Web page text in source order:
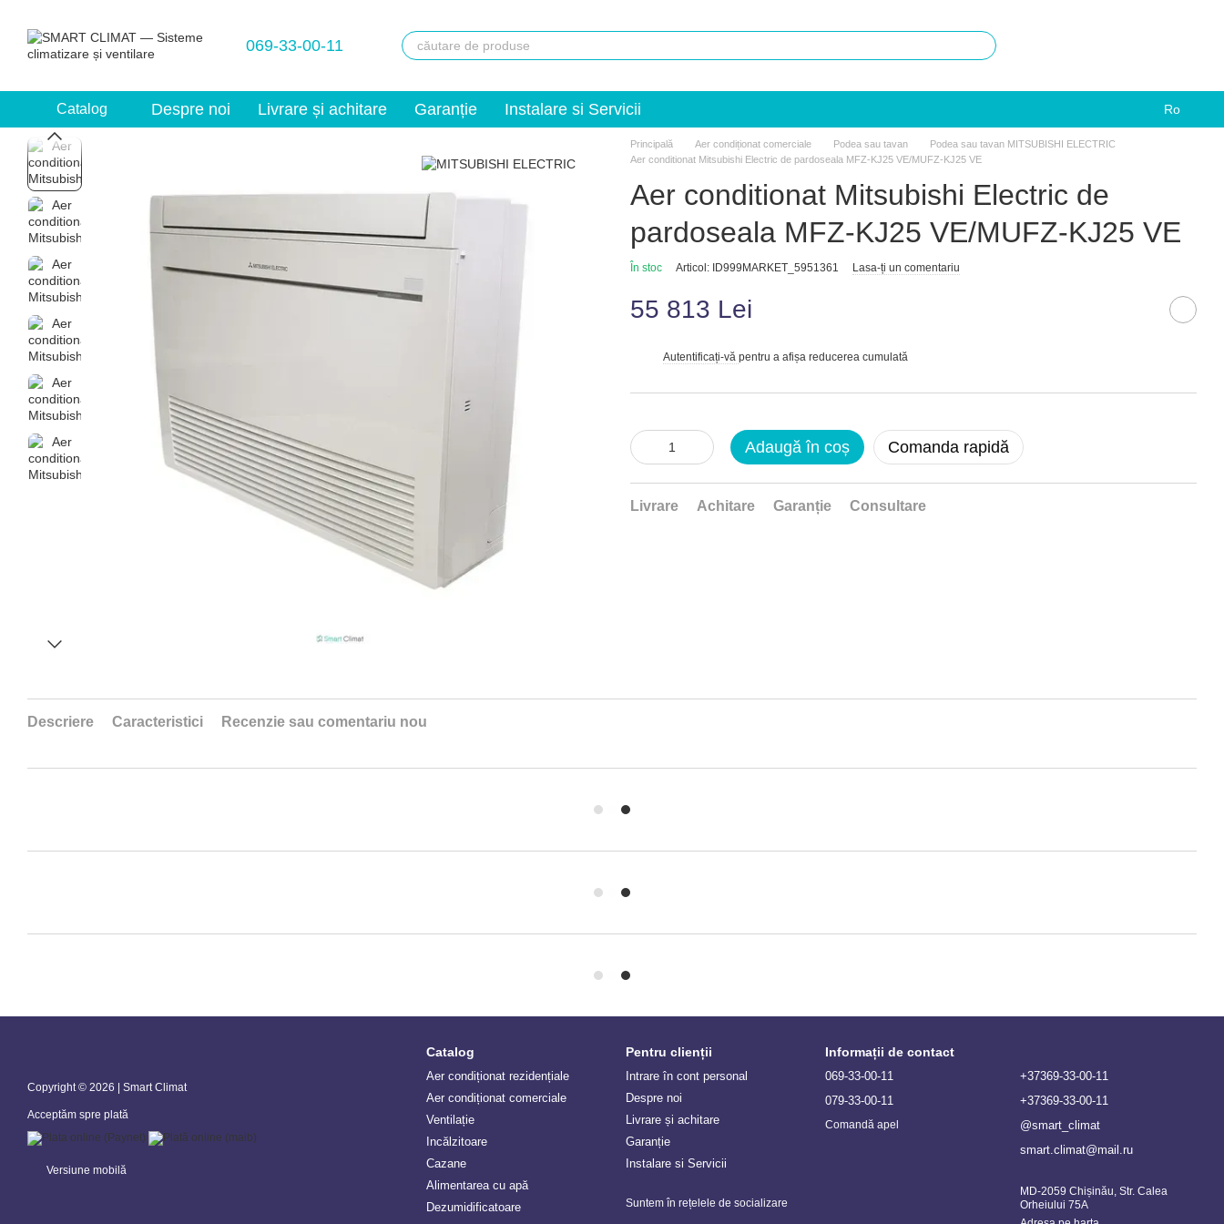
069-33-00-11
Catalog Despre noi Livrare și achitare Garanție Instalare si Servicii Ro
Principală Aer condiționat comerciale Podea sau tavan
Podea sau tavan MITSUBISHI ELECTRIC
Aer conditionat Mitsubishi Electric de pardoseala MFZ-KJ25 VE/MUFZ-KJ25 VE
Aer conditionat Mitsubishi Electric de
pardoseala MFZ-KJ25 VE/MUFZ-KJ25 VE
În stoc Articol: ID999MARKET_5951361 Lasa-ți un comentariu
55 813 Lei
Autentificați-vă pentru a afișa reducerea cumulată
Adaugă în coș Comanda rapidă
Livrare Achitare Garanție Consultare
Descriere Caracteristici Recenzie sau comentariu nou
Copyright © 2026 | Smart Climat
Acceptăm spre plată
Versiune mobilă
Catalog
Aer condiționat rezidențiale
Aer condiționat comerciale
Ventilație
Incălzitoare
Сazane
Alimentarea cu apă
Dezumidificatoare
Pentru clienții
Intrare în cont personal
Despre noi
Livrare și achitare
Garanție
Instalare si Servicii
Suntem în rețelele de socializare
Informații de contact
069-33-00-11
079-33-00-11
Comandă apel
+37369-33-00-11
+37369-33-00-11
@smart_climat
smart.climat@mail.ru
MD-2059 Chișinău, Str. Calea
Orheiului 75A